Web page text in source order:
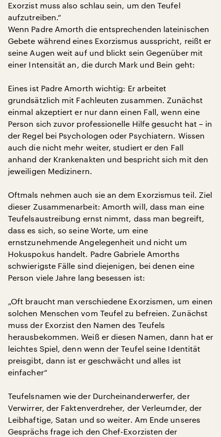
Exorzist muss also schlau sein, um den Teufel
aufzutreiben.“
Wenn Padre Amorth die entsprechenden lateinischen
Gebete während eines Exorzismus ausspricht, reißt er
seine Augen weit auf und blickt sein Gegenüber mit
einer Intensität an, die durch Mark und Bein geht:
Eines ist Padre Amorth wichtig: Er arbeitet
grundsätzlich mit Fachleuten zusammen. Zunächst
einmal akzeptiert er nur dann einen Fall, wenn eine
Person sich zuvor professionelle Hilfe gesucht hat – in
der Regel bei Psychologen oder Psychiatern. Wissen
auch die nicht mehr weiter, studiert er den Fall
anhand der Krankenakten und bespricht sich mit den
jeweiligen Medizinern.
Oftmals nehmen auch sie an dem Exorzismus teil. Ziel
dieser Zusammenarbeit: Amorth will, dass man eine
Teufelsaustreibung ernst nimmt, dass man begreift,
dass es sich, so seine Worte, um eine
ernstzunehmende Angelegenheit und nicht um
Hokuspokus handelt. Padre Gabriele Amorths
schwierigste Fälle sind diejenigen, bei denen eine
Person viele Jahre lang besessen ist:
„Oft braucht man verschiedene Exorzismen, um einen
solchen Menschen vom Teufel zu befreien. Zunächst
muss der Exorzist den Namen des Teufels
herausbekommen. Weiß er diesen Namen, dann hat er
leichtes Spiel, denn wenn der Teufel seine Identität
preisgibt, dann ist er geschwächt und alles ist
einfacher“
Teufelsnamen wie der Durcheinanderwerfer, der
Verwirrer, der Faktenverdreher, der Verleumder, der
Leibhaftige, Satan und so weiter. Am Ende unseres
Gesprächs frage ich den Chef-Exorzisten der